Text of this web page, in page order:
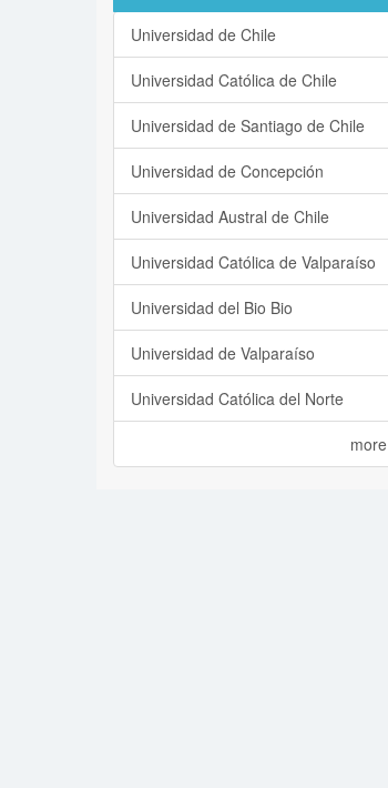
Universidad de Chile
Universidad Católica de Chile
Universidad de Santiago de Chile
Universidad de Concepción
Universidad Austral de Chile
Universidad Católica de Valparaíso
Universidad del Bio Bio
Universidad de Valparaíso
Universidad Católica del Norte
more